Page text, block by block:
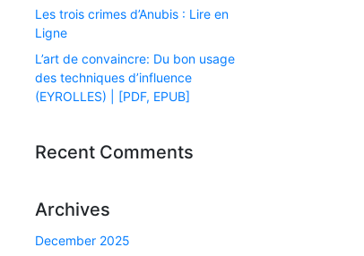
Les trois crimes d’Anubis : Lire en
Ligne
L’art de convaincre: Du bon usage
des techniques d’influence
(EYROLLES) | [PDF, EPUB]
Recent Comments
Archives
December 2025